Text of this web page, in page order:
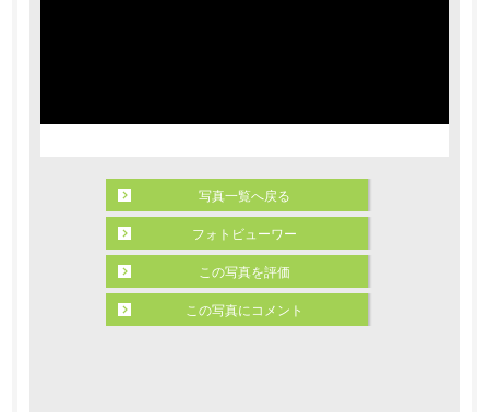
写真一覧へ戻る
フォトビューワー
この写真を評価
この写真にコメント